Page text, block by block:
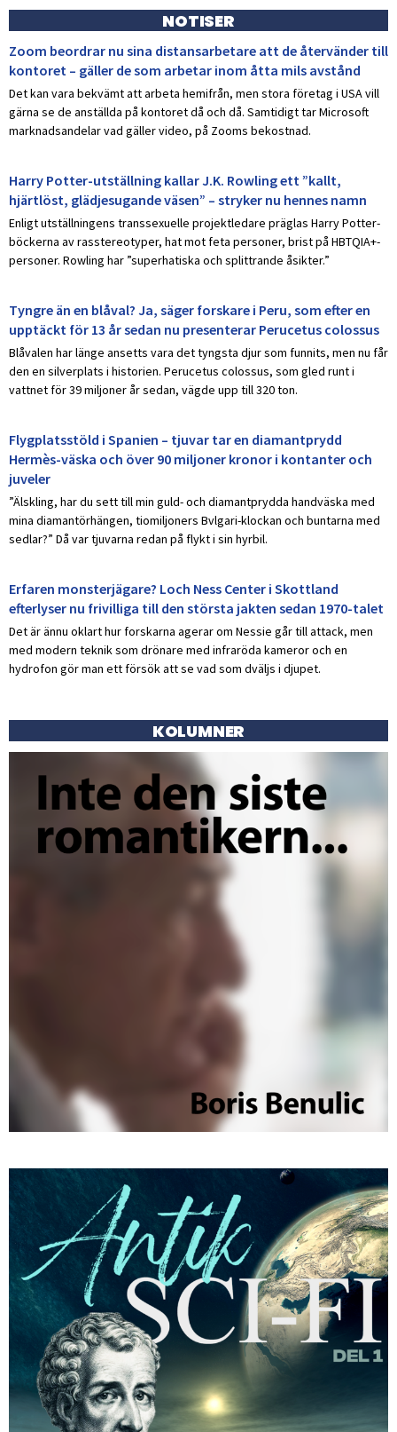
NOTISER
Zoom beordrar nu sina distansarbetare att de återvänder till
kontoret – gäller de som arbetar inom åtta mils avstånd
Det kan vara bekvämt att arbeta hemifrån, men stora företag i USA vill
gärna se de anställda på kontoret då och då. Samtidigt tar Microsoft
marknadsandelar vad gäller video, på Zooms bekostnad.
Harry Potter-utställning kallar J.K. Rowling ett ”kallt,
hjärtlöst, glädjesugande väsen” – stryker nu hennes namn
Enligt utställningens transsexuelle projektledare präglas Harry Potter-
böckerna av rasstereotyper, hat mot feta personer, brist på HBTQIA+-
personer. Rowling har ”superhatiska och splittrande åsikter.”
Tyngre än en blåval? Ja, säger forskare i Peru, som efter en
upptäckt för 13 år sedan nu presenterar Perucetus colossus
Blåvalen har länge ansetts vara det tyngsta djur som funnits, men nu får
den en silverplats i historien. Perucetus colossus, som gled runt i
vattnet för 39 miljoner år sedan, vägde upp till 320 ton.
Flygplatsstöld i Spanien – tjuvar tar en diamantprydd
Hermès-väska och över 90 miljoner kronor i kontanter och
juveler
”Älskling, har du sett till min guld- och diamantprydda handväska med
mina diamantörhängen, tiomiljoners Bvlgari-klockan och buntarna med
sedlar?” Då var tjuvarna redan på flykt i sin hyrbil.
Erfaren monsterjägare? Loch Ness Center i Skottland
efterlyser nu frivilliga till den största jakten sedan 1970-talet
Det är ännu oklart hur forskarna agerar om Nessie går till attack, men
med modern teknik som drönare med infraröda kameror och en
hydrofon gör man ett försök att se vad som dväljs i djupet.
KOLUMNER